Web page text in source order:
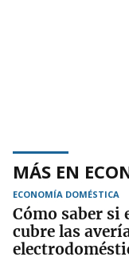
MÁS EN
ECONOMÍA DOMÉSTICA
Cómo saber si
cubre las